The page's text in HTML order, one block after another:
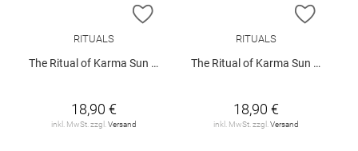
ZUR WUNSCHLISTE HINZUFÜGEN
RITUALS
The Ritual of Karma Sun Protection Milky Spray SPF 50
18,90 €
inkl. MwSt. zzgl. Versand
ZUR
RITUALS
The Ritual of Karma Sun Protection Milky Spray SPF 30
18,90 €
inkl. MwSt. zzgl. Versand